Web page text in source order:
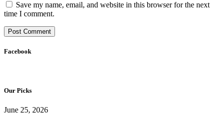
Save my name, email, and website in this browser for the next
time I comment.
Facebook
Our Picks
June 25, 2026